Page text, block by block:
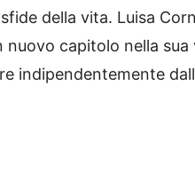
della vita. Luisa
capitolo nella sua
indipendentemente